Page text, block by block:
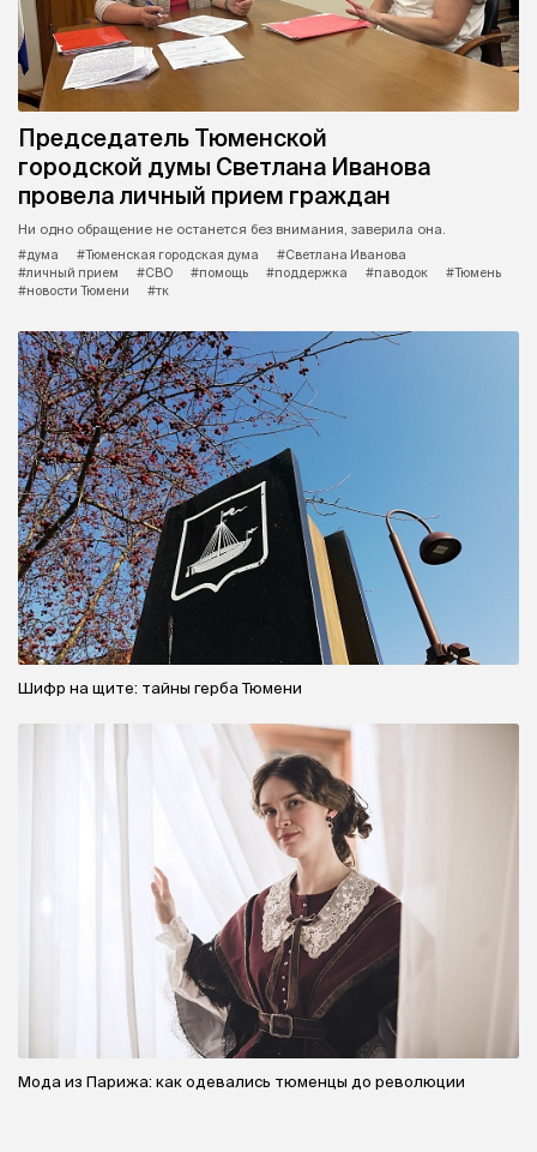
Председатель Тюменской
городской думы Светлана Иванова
провела личный прием граждан
Ни одно обращение не останется без внимания, заверила она.
#дума
#Тюменская городская дума
#Светлана Иванова
#личный прием
#СВО #помощь #поддержка #паводок
#Тюмень
#новости Тюмени
#тк
Шифр на щите: тайны герба Тюмени
Мода из Парижа: как одевались тюменцы до революции